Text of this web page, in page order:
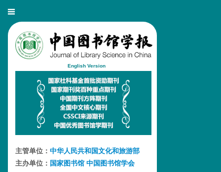
English Version
主管单位： 中华人民共和国文化和旅游部
主办单位： 国家图书馆 中国图书馆学会